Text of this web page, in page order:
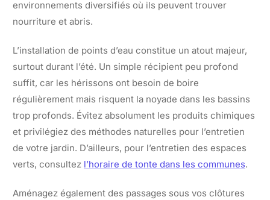
environnements diversifiés où ils peuvent trouver
nourriture et abris.
L’installation de points d’eau constitue un atout majeur,
surtout durant l’été. Un simple récipient peu profond
suffit, car les hérissons ont besoin de boire
régulièrement mais risquent la noyade dans les bassins
trop profonds. Évitez absolument les produits chimiques
et privilégiez des méthodes naturelles pour l’entretien
de votre jardin. D’ailleurs, pour l’entretien des espaces
verts, consultez l’horaire de tonte dans les communes.
Aménagez également des passages sous vos clôtures